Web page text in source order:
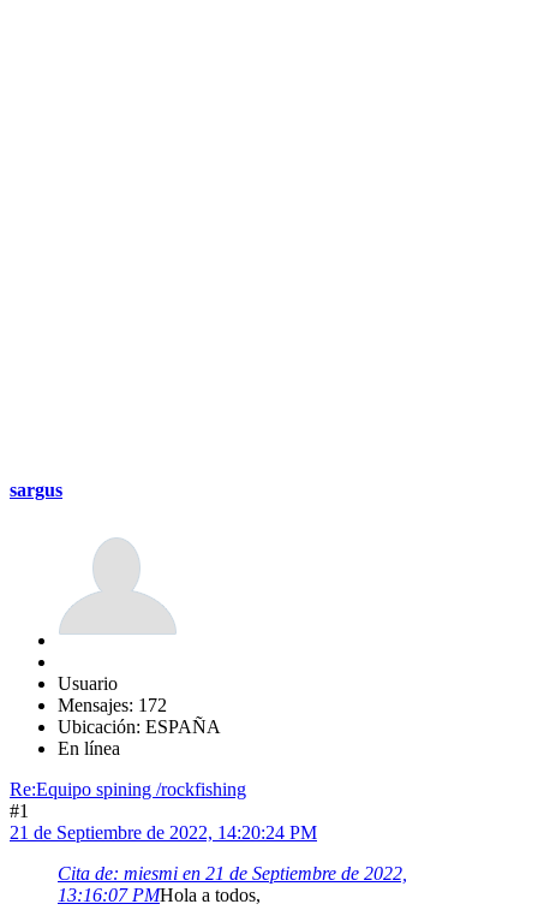
sargus
Usuario
Mensajes: 172
Ubicación: ESPAÑA
En línea
Re:Equipo spining /rockfishing
#1
21 de Septiembre de 2022, 14:20:24 PM
Cita de: miesmi en 21 de Septiembre de 2022,
13:16:07 PMHola a todos,